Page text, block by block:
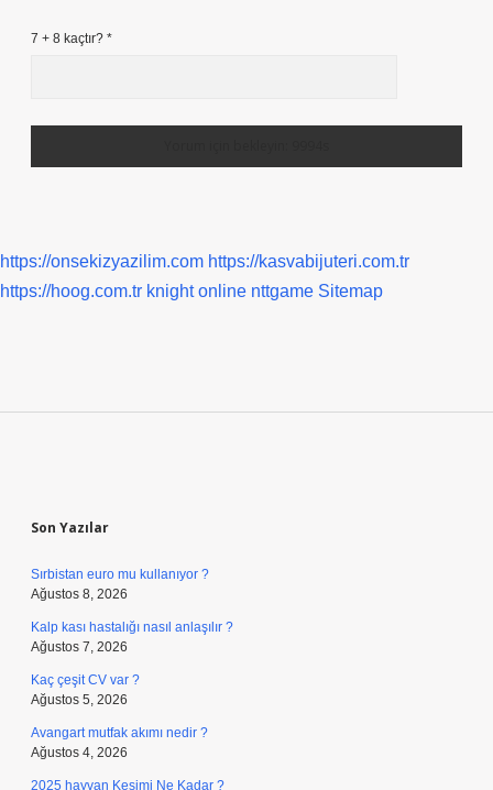
7 + 8 kaçtır? *
https://onsekizyazilim.com https://kasvabijuteri.com.tr
https://hoog.com.tr knight online nttgame Sitemap
Son Yazılar
Sırbistan euro mu kullanıyor ?
Ağustos 8, 2026
Kalp kası hastalığı nasıl anlaşılır ?
Ağustos 7, 2026
Kaç çeşit CV var ?
Ağustos 5, 2026
Avangart mutfak akımı nedir ?
Ağustos 4, 2026
2025 hayvan Kesimi Ne Kadar ?